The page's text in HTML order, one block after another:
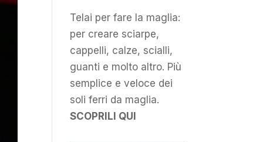
Telai per fare la maglia:
per creare sciarpe,
cappelli, calze, scialli,
guanti e molto altro. Più
semplice e veloce dei
soli ferri da maglia.
SCOPRILI QUI